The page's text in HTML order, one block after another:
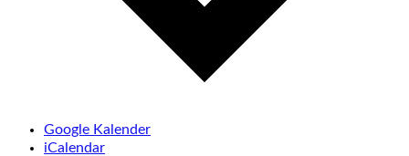
Google Kalender
iCalendar